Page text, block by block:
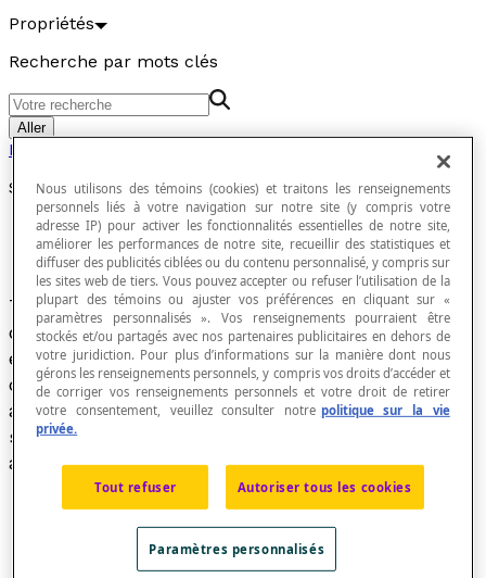
Propriétés
Recherche par mots clés
Aller
Propriétés
Symétrie axiale
Transformation du plan caractérisée par une
droited , appelée axe de la symétrieet une droite
e
, caractérisant une direction de symétrie. Par
cette transformation, tout point P du plan est
appliqué sur un point P’ tel que le segment PP’
soit parallèle à la droite
appartienne à l’axed.
Nous utilisons des témoins (cookies) et traitons les renseignements
personnels liés à votre navigation sur notre site (y compris votre
adresse IP) pour activer les fonctionnalités essentielles de notre site,
améliorer les performances de notre site, recueillir des statistiques et
diffuser des publicités ciblées ou du contenu personnalisé, y compris sur
les sites web de tiers. Vous pouvez accepter ou refuser l’utilisation de la
plupart des témoins ou ajuster vos préférences en cliquant sur «
paramètres personnalisés ». Vos renseignements pourraient être
stockés et/ou partagés avec nos partenaires publicitaires en dehors de
votre juridiction. Pour plus d’informations sur la manière dont nous
gérons les renseignements personnels, y compris vos droits d’accéder et
de corriger vos renseignements personnels et votre droit de retirer
votre consentement, veuillez consulter notre politique sur la vie
privée.
Tout refuser Autoriser tous les cookies
Paramètres personnalisés